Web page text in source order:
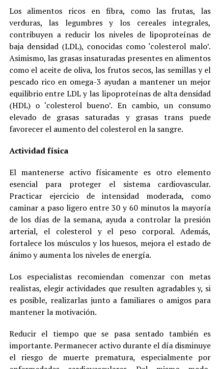
Los alimentos ricos en fibra, como las frutas, las
verduras, las legumbres y los cereales integrales,
contribuyen a reducir los niveles de lipoproteínas de
baja densidad (LDL), conocidas como ‘colesterol malo’.
Asimismo, las grasas insaturadas presentes en alimentos
como el aceite de oliva, los frutos secos, las semillas y el
pescado rico en omega-3 ayudan a mantener un mejor
equilibrio entre LDL y las lipoproteínas de alta densidad
(HDL) o ‘colesterol bueno’. En cambio, un consumo
elevado de grasas saturadas y grasas trans puede
favorecer el aumento del colesterol en la sangre.
Actividad física
El mantenerse activo físicamente es otro elemento
esencial para proteger el sistema cardiovascular.
Practicar ejercicio de intensidad moderada, como
caminar a paso ligero entre 30 y 60 minutos la mayoría
de los días de la semana, ayuda a controlar la presión
arterial, el colesterol y el peso corporal. Además,
fortalece los músculos y los huesos, mejora el estado de
ánimo y aumenta los niveles de energía.
Los especialistas recomiendan comenzar con metas
realistas, elegir actividades que resulten agradables y, si
es posible, realizarlas junto a familiares o amigos para
mantener la motivación.
Reducir el tiempo que se pasa sentado también es
importante. Permanecer activo durante el día disminuye
el riesgo de muerte prematura, especialmente por